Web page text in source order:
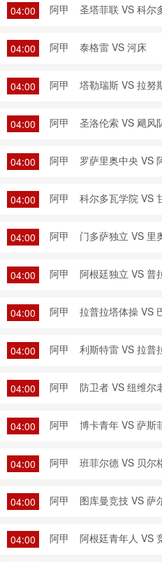
04:00 阿甲 圣塔菲联 VS 科尔
04:00 阿甲 泰格雷 VS 河床
04:00 阿甲 塔勒瑞斯 VS 拉努
04:00 阿甲 圣洛伦索 VS 飓风
04:00 阿甲 罗萨里奥中央 VS
04:00 阿甲 科尔多瓦学院 VS
04:00 阿甲 门多萨独立 VS 里
04:00 阿甲 阿根廷独立 VS 普
04:00 阿甲 拉普拉塔体操 VS
04:00 阿甲 利斯特雷 VS 拉普
04:00 阿甲 防卫者 VS 纽维尔
04:00 阿甲 博卡青年 VS 萨斯
04:00 阿甲 班菲尔德 VS 贝尔
04:00 阿甲 图库曼竞技 VS 萨
04:00 阿甲 阿根廷青年人 VS